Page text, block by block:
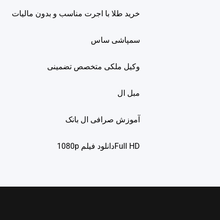
خرید طلا با اجرت مناسب و بدون مالیات
سمپاشی ساس
وکیل ملکی متخصص تضمینی
مبل ال
آموزش صرافی ال بانک
Full HDدانلود فيلم 1080p